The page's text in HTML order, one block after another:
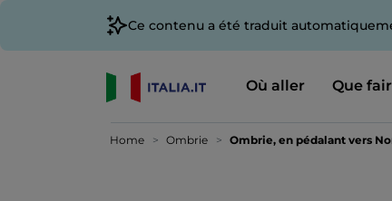
Ce contenu a été traduit
Où aller Que
Home Ombrie Ombrie, en pédalant vers